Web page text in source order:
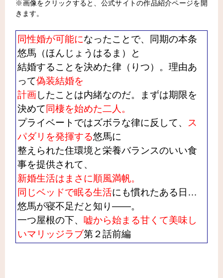
※画像をクリックすると、公式サイトの作品紹介ページを開
きます。
同性婚が可能になったことで、同期の本条
悠馬（ほんじょうはるま）と
結婚することを決めた律（りつ）。理由あ
って偽装結婚を
計画したことは内緒なのだ。まずは期限を
決めて同棲を始めた二人。
プライベートではズボラな律に反して、
ス
パダリを発揮する悠馬に
整えられた住環境と栄養バランスのいい食
事を提供されて、
新婚生活はまさに順風満帆。
同じベッドで眠る生活にも慣れたある日…
悠馬が寝不足だと知り――。
一つ屋根の下、嘘から始まる甘くて美味し
いマリッジラブ第２話前編